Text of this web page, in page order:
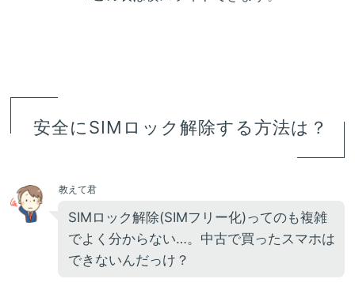
安全にSIMロック解除する方法は？
教えて君
SIMロック解除(SIMフリー化)ってのも複雑
でよく分からない…。中古で買ったスマホは
できないんだっけ？